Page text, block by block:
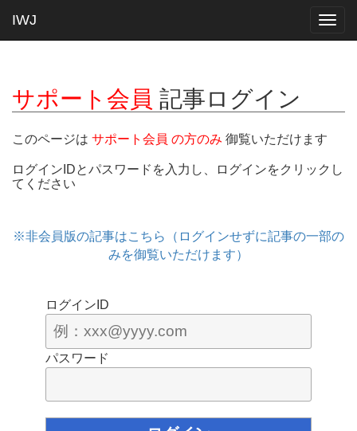
IWJ
サポート会員 記事ログイン
このページは サポート会員 の方のみ 御覧いただけます
ログインIDとパスワードを入力し、ログインをクリックし
てください
※非会員版の記事はこちら（ログインせずに記事の一部の
みを御覧いただけます）
ログインID
パスワード